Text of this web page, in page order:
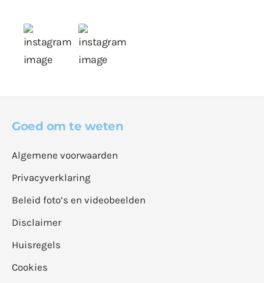
Goed om te weten
Algemene voorwaarden
Privacyverklaring
Beleid foto’s en videobeelden
Disclaimer
Huisregels
Cookies